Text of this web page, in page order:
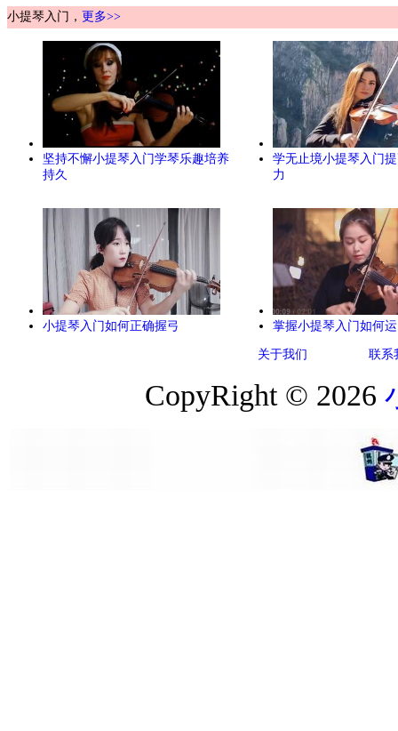
小提琴入门， 更多>>
坚持不懈小提琴入门学琴乐趣培养
持久
学无止境小提琴入门
力
小提琴入门如何正确握弓 掌握小提琴入门如何
关于我们 联系
CopyRight © 2026